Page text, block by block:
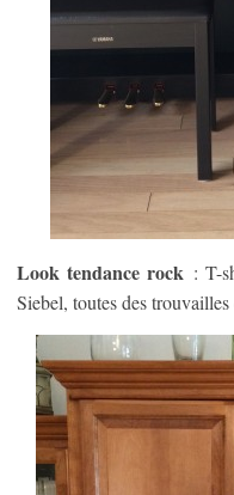
Look tendance rock : T-
Siebel, toutes des